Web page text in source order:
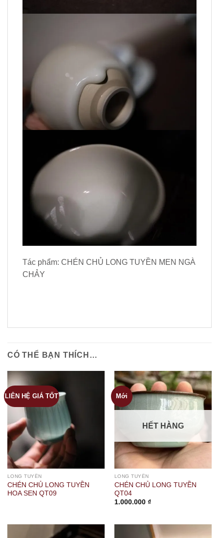
Tác phẩm: CHÉN CHỦ LONG TUYỀN MEN NGÀ
CHẢY
CÓ THỂ BẠN THÍCH…
LIÊN HỆ GIÁ TỐT
LONG TUYỀN
CHÉN CHỦ LONG TUYỀN
HOA SEN QT09
Mới
HẾT HÀNG
LONG TUYỀN
CHÉN CHỦ LONG TUYỀN
QT04
1.000.000 ₫